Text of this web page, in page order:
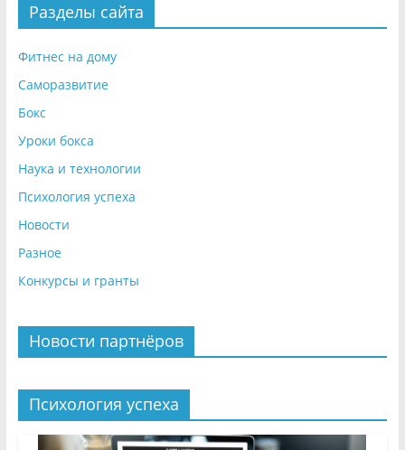
Разделы сайта
Фитнес на дому
Саморазвитие
Бокс
Уроки бокса
Наука и технологии
Психология успеха
Новости
Разное
Конкурсы и гранты
Новости партнёров
Психология успеха